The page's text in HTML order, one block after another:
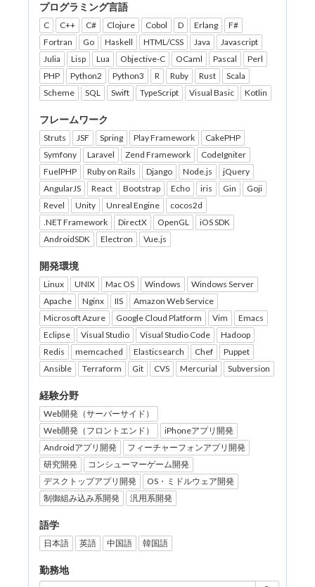
プログラミング言語
C C++ C# Clojure Cobol D Erlang
F#
Fortran
Go Haskell HTML/CSS Java
Javascript
Julia
Lisp Lua Objective-C OCaml Pascal
Perl
PHP
Python2 Python3 R Ruby Rust
Scala
Scheme
SQL Swift TypeScript Visual Basic Kotlin
フレームワーク
Struts JSF Spring Play Framework
CakePHP
Symfony
Laravel Zend Framework
CodeIgniter
FuelPHP
Ruby on Rails Django Node.js
jQuery
AngularJS
React Bootstrap Echo iris Gin
Goji
Revel
Unity Unreal Engine
cocos2d
.NET Framework
DirectX OpenGL
iOS SDK
AndroidSDK
Electron Vue.js
開発環境
Linux UNIX Mac OS Windows
Windows Server
Apache
Nginx IIS
Amazon Web Service
Microsoft Azure
Google Cloud Platform Vim
Emacs
Eclipse
Visual Studio Visual Studio Code
Hadoop
Redis
memcached Elasticsearch Chef
Puppet
Ansible
Terraform Git CVS Mercurial Subversion
経験分野
Web開発（サーバーサイド）
Web開発（フロントエンド）
iPhoneアプリ開発
Androidアプリ開発
フィーチャーフォンアプリ開発
研究開発
コンシューマーゲーム開発
デスクトップアプリ開発
OS・ミドルウェア開発
制御組み込み系開発
汎用系開発
語学
日本語 英語 中国語 韓国語
勤務地